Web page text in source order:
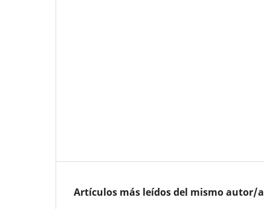
Artículos más leídos del mismo autor/a